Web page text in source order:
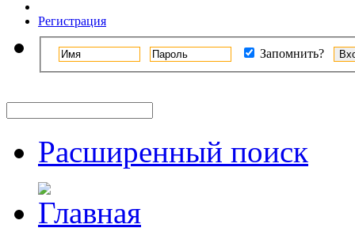
Регистрация
Запомнить?
Расширенный поиск